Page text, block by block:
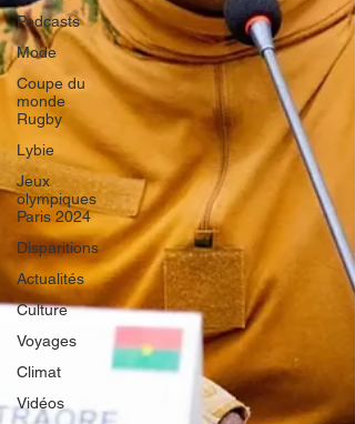
Podcasts
Mode
Coupe du
monde
Rugby
Lybie
Jeux
olympiques
Paris 2024
Disparitions
Actualités
Culture
Voyages
Climat
Vidéos